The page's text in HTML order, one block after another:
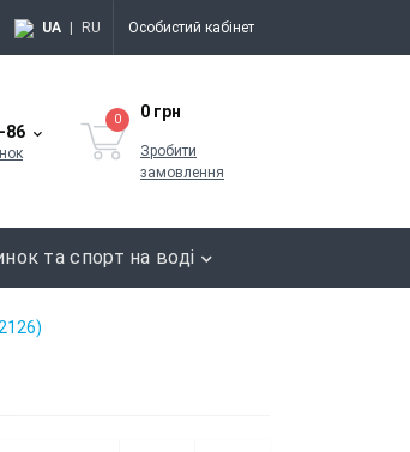
UA RU Особистий кабінет
86
0 0 грн
Зробити
замовлення
та спорт на воді